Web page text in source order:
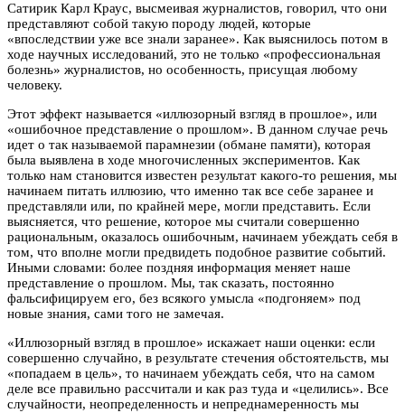
Сатирик Карл Краус, высмеивая журналистов, говорил, что они
представляют собой такую породу людей, которые
«впоследствии уже все знали заранее». Как выяснилось потом в
ходе научных исследований, это не только «профессиональная
болезнь» журналистов, но особенность, присущая любому
человеку.
Этот эффект называется «иллюзорный взгляд в прошлое», или
«ошибочное представление о прошлом». В данном случае речь
идет о так называемой парамнезии (обмане памяти), которая
была выявлена в ходе многочисленных экспериментов. Как
только нам становится известен результат какого-то решения, мы
начинаем питать иллюзию, что именно так все себе заранее и
представляли или, по крайней мере, могли представить. Если
выясняется, что решение, которое мы считали совершенно
рациональным, оказалось ошибочным, начинаем убеждать себя в
том, что вполне могли предвидеть подобное развитие событий.
Иными словами: более поздняя информация меняет наше
представление о прошлом. Мы, так сказать, постоянно
фальсифицируем его, без всякого умысла «подгоняем» под
новые знания, сами того не замечая.
«Иллюзорный взгляд в прошлое» искажает наши оценки: если
совершенно случайно, в результате стечения обстоятельств, мы
«попадаем в цель», то начинаем убеждать себя, что на самом
деле все правильно рассчитали и как раз туда и «целились». Все
случайности, неопределенность и непреднамеренность мы